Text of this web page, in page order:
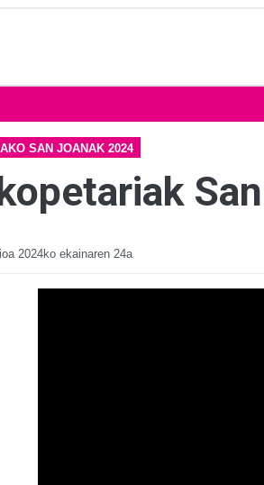
SAN JOANAK 2024
2024ko ekainaren 24a